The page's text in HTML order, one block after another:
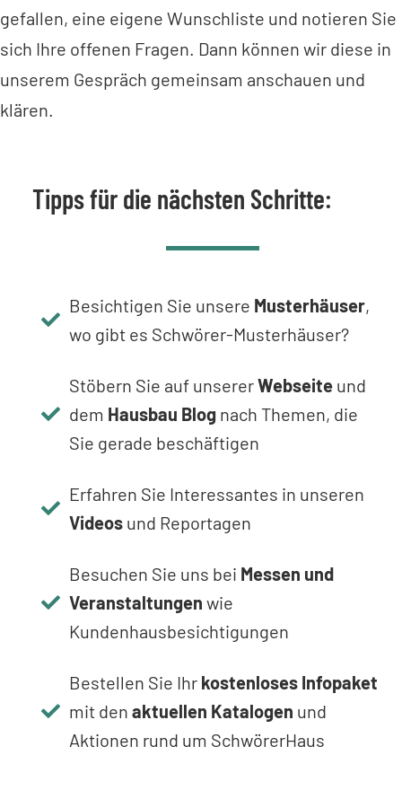
gefallen, eine eigene Wunschliste und notieren Sie
sich Ihre offenen Fragen. Dann können wir diese in
unserem Gespräch gemeinsam anschauen und
klären.
Tipps für die nächsten Schritte:
Besichtigen Sie unsere Musterhäuser,
wo gibt es Schwörer-Musterhäuser?
Stöbern Sie auf unsererWebseite und
dem Hausbau Blog nach Themen, die
Sie gerade beschäftigen
Erfahren Sie Interessantes in unseren
Videos und Reportagen
Besuchen Sie uns bei Messen und
Veranstaltungen wie
Kundenhausbesichtigungen
Bestellen Sie Ihr kostenloses Infopaket
mit denaktuellen Katalogen und
Aktionen rund um SchwörerHaus